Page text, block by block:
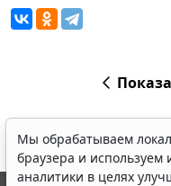
Мы обрабатываем
браузера и используем
аналитики в целях